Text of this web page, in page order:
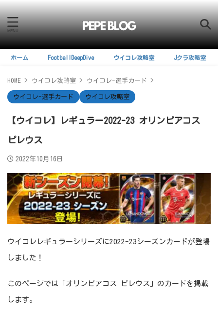
ホーム FootballDeepDive ウイコレ攻略室 Jクラ攻略室
HOME > ウイコレ攻略室 > ウイコレ-選手カード >
ウイコレ-選手カード ウイコレ攻略室
【ウイコレ】レギュラー2022-23 オリンピアコス
ピレウス
2022年10月16日
ウイコレレギュラーシリーズに2022-23シーズンカードが登場
しました！
このページでは「オリンピアコス ピレウス」のカードを掲載
します。